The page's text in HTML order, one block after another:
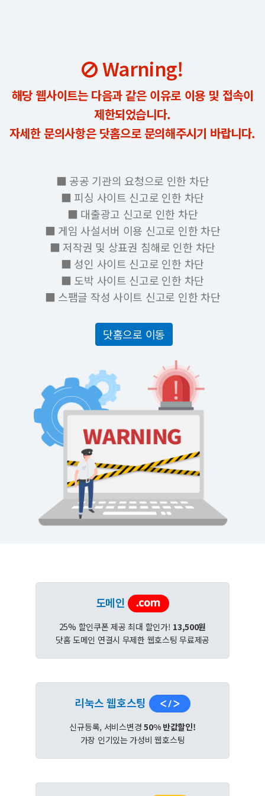
Warning!
해당 웹사이트는 다음과 같은 이유로 이용 및 접속이
제한되었습니다.
자세한 문의사항은 닷홈으로 문의해주시기 바랍니다.
■ 공공 기관의 요청으로 인한 차단
■ 피싱 사이트 신고로 인한 차단
■ 대출광고 신고로 인한 차단
■ 게임 사설서버 이용 신고로 인한 차단
■ 저작권 및 상표권 침해로 인한 차단
■ 성인 사이트 신고로 인한 차단
■ 도박 사이트 신고로 인한 차단
■ 스팸글 작성 사이트 신고로 인한 차단
닷홈으로 이동
도메인
25% 할인쿠폰 제공 최대 할인가! 13,500원
닷홈 도메인 연결시 무제한 웹호스팅 무료제공
리눅스 웹호스팅
신규등록, 서비스변경50% 반값할인!
가장 인기있는 가성비 웹호스팅